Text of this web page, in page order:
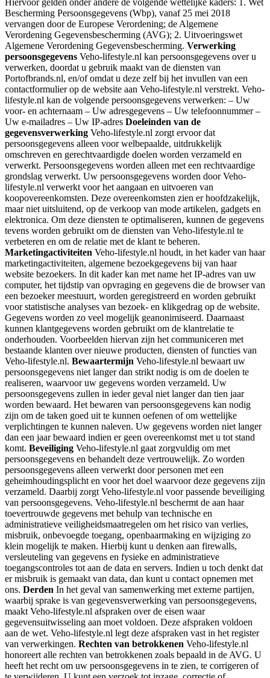
Bescherming Persoonsgegevens (Wbp), vanaf 25 mei 2018
vervangen door de Europese Verordening; de Algemene
Verordening Gegevensbescherming (AVG); 2. Uitvoeringswet
Algemene Verordening Gegevensbescherming. Verwerking
persoonsgegevens Veho-lifestyle.nl kan persoonsgegevens over u
verwerken, doordat u gebruik maakt van de diensten van
Portofbrands.nl, en/of omdat u deze zelf bij het invullen van een
contactformulier op de website aan Veho-lifestyle.nl verstrekt. Veho-
lifestyle.nl kan de volgende persoonsgegevens verwerken: – Uw
voor- en achternaam – Uw adresgegevens – Uw telefoonnummer –
Uw e-mailadres – Uw IP-adres Doeleinden van de
gegevensverwerking Veho-lifestyle.nl zorgt ervoor dat
persoonsgegevens alleen voor welbepaalde, uitdrukkelijk
omschreven en gerechtvaardigde doelen worden verzameld en
verwerkt. Persoonsgegevens worden alleen met een rechtvaardige
grondslag verwerkt. Uw persoonsgegevens worden door Veho-
lifestyle.nl verwerkt voor het aangaan en uitvoeren van
koopovereenkomsten. Deze overeenkomsten zien er hoofdzakelijk,
maar niet uitsluitend, op de verkoop van mode artikelen, gadgets en
elektronica. Om deze diensten te optimaliseren, kunnen de gegevens
tevens worden gebruikt om de diensten van Veho-lifestyle.nl te
verbeteren en om de relatie met de klant te beheren.
Marketingactiviteiten Veho-lifestyle.nl houdt, in het kader van haar
marketingactiviteiten, algemene bezoekgegevens bij van haar
website bezoekers. In dit kader kan met name het IP-adres van uw
computer, het tijdstip van opvraging en gegevens die de browser van
een bezoeker meestuurt, worden geregistreerd en worden gebruikt
voor statistische analyses van bezoek- en klikgedrag op de website.
Gegevens worden zo veel mogelijk geanonimiseerd. Daarnaast
kunnen klantgegevens worden gebruikt om de klantrelatie te
onderhouden. Voorbeelden hiervan zijn het communiceren met
bestaande klanten over nieuwe producten, diensten of functies van
Veho-lifestyle.nl. Bewaartermijn Veho-lifestyle.nl bewaart uw
persoonsgegevens niet langer dan strikt nodig is om de doelen te
realiseren, waarvoor uw gegevens worden verzameld. Uw
persoonsgegevens zullen in ieder geval niet langer dan tien jaar
worden bewaard. Het bewaren van persoonsgegevens kan nodig
zijn om de taken goed uit te kunnen oefenen of om wettelijke
verplichtingen te kunnen naleven. Uw gegevens worden niet langer
dan een jaar bewaard indien er geen overeenkomst met u tot stand
komt. Beveiliging Veho-lifestyle.nl gaat zorgvuldig om met
persoonsgegevens en behandelt deze vertrouwelijk. Zo worden
persoonsgegevens alleen verwerkt door personen met een
geheimhoudingsplicht en voor het doel waarvoor deze gegevens zijn
verzameld. Daarbij zorgt Veho-lifestyle.nl voor passende beveiliging
van persoonsgegevens. Veho-lifestyle.nl beschermt de aan haar
toevertrouwde gegevens met behulp van technische en
administratieve veiligheidsmaatregelen om het risico van verlies,
misbruik, onbevoegde toegang, openbaarmaking en wijziging zo
klein mogelijk te maken. Hierbij kunt u denken aan firewalls,
versleuteling van gegevens en fysieke en administratieve
toegangscontroles tot aan de data en servers. Indien u toch denkt dat
er misbruik is gemaakt van data, dan kunt u contact opnemen met
ons. Derden In het geval van samenwerking met externe partijen,
waarbij sprake is van gegevensverwerking van persoonsgegevens,
maakt Veho-lifestyle.nl afspraken over de eisen waar
gegevensuitwisseling aan moet voldoen. Deze afspraken voldoen
aan de wet. Veho-lifestyle.nl legt deze afspraken vast in het register
van verwerkingen. Rechten van betrokkenen Veho-lifestyle.nl
honoreert alle rechten van betrokkenen zoals bepaald in de AVG. U
heeft het recht om uw persoonsgegevens in te zien, te corrigeren of